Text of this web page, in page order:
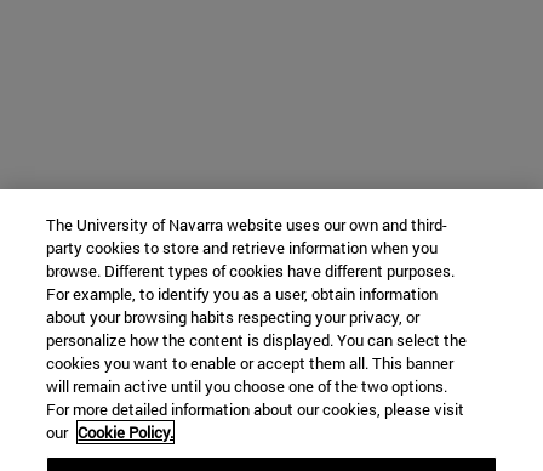
The University of Navarra website uses our own and third-
party cookies to store and retrieve information when you
browse. Different types of cookies have different purposes.
For example, to identify you as a user, obtain information
about your browsing habits respecting your privacy, or
personalize how the content is displayed. You can select the
cookies you want to enable or accept them all. This banner
will remain active until you choose one of the two options.
For more detailed information about our cookies, please visit
our Cookie Policy.